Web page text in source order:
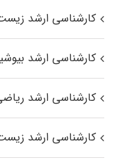
کارشناسی ارشد
کارشناسی ارشد
کارشناسی ارشد
کارشناسی ارشد